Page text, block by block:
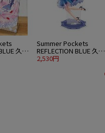
久島
トスタ
Summer Pockets
REFLECTION BLUE 久島
鴎 アクリルスタンド 大
2,530円